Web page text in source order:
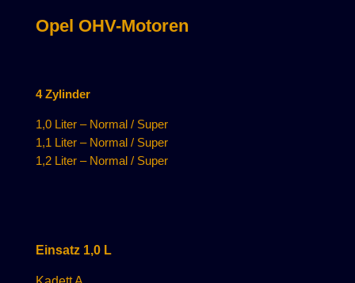
Opel OHV-Motoren
4 Zylinder
1,0 Liter – Normal / Super
1,1 Liter – Normal / Super
1,2 Liter – Normal / Super
Einsatz 1,0 L